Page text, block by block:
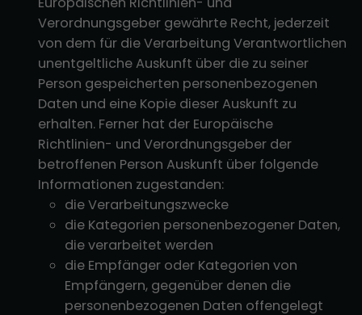
Verordnungsgeber gewährte Recht, jederzeit
von dem für die Verarbeitung Verantwortlichen
unentgeltliche Auskunft über die zu seiner
Person gespeicherten personenbezogenen
Daten und eine Kopie dieser Auskunft zu
erhalten. Ferner hat der Europäische
Richtlinien- und Verordnungsgeber der
betroffenen Person Auskunft über folgende
Informationen zugestanden:
die Verarbeitungszwecke
die Kategorien personenbezogener Daten,
die verarbeitet werden
die Empfänger oder Kategorien von
Empfängern, gegenüber denen die
personenbezogenen Daten offengelegt